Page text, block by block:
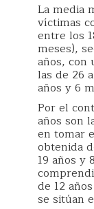
La media
víctimas
entre los
meses),
años, con
las de 26
años y 6
Por el
años son
en tomar
obtenida
19 años y
de 12
se sitúan